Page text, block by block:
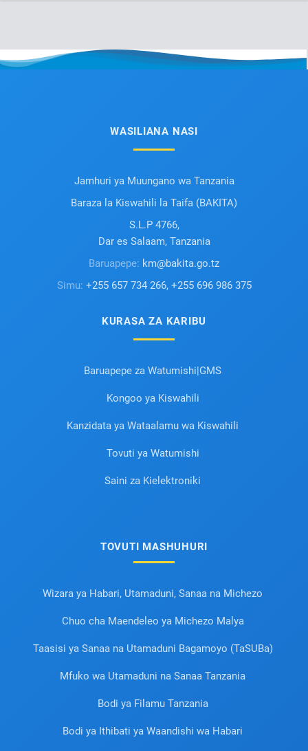
WASILIANA NASI
Jamhuri ya Muungano wa Tanzania
Baraza la Kiswahili la Taifa (BAKITA)
S.L.P 4766,
Dar es Salaam, Tanzania
Baruapepe: km@bakita.go.tz
Simu: +255 657 734 266, +255 696 986 375
KURASA ZA KARIBU
Baruapepe za Watumishi|GMS
Kongoo ya Kiswahili
Kanzidata ya Wataalamu wa Kiswahili
Tovuti ya Watumishi
Saini za Kielektroniki
TOVUTI MASHUHURI
Wizara ya Habari, Utamaduni, Sanaa na Michezo
Chuo cha Maendeleo ya Michezo Malya
Taasisi ya Sanaa na Utamaduni Bagamoyo (TaSUBa)
Mfuko wa Utamaduni na Sanaa Tanzania
Bodi ya Filamu Tanzania
Bodi ya Ithibati ya Waandishi wa Habari